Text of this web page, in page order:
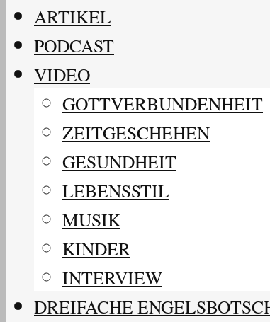
ARTIKEL
PODCAST
VIDEO
GOTTVERBUNDENHEIT
ZEITGESCHEHEN
GESUNDHEIT
LEBENSSTIL
MUSIK
KINDER
INTERVIEW
DREIFACHE